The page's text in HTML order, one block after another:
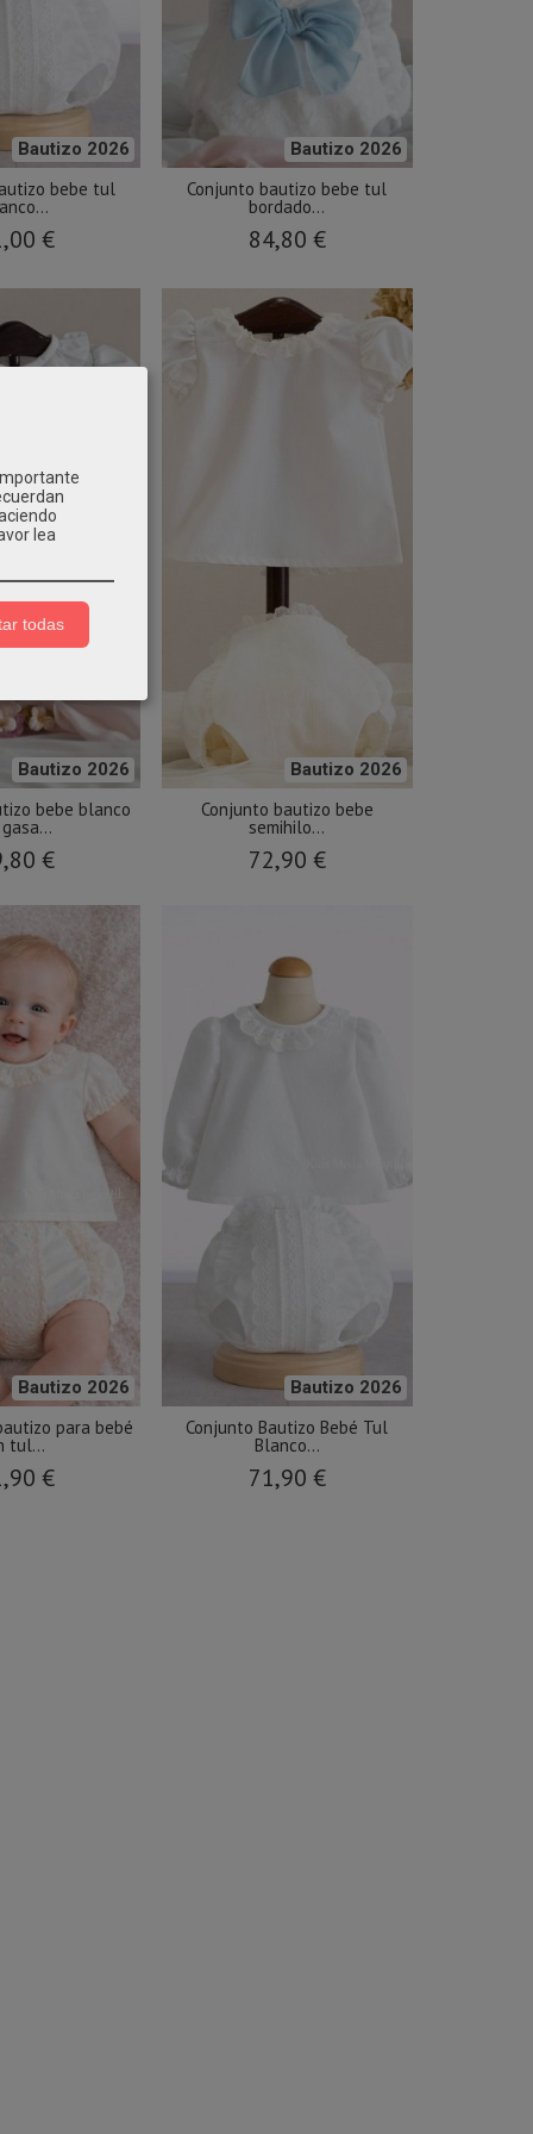
Bautizo 2026
bebe tul
€
Bautizo 2026
Conjunto bautizo bebe tul
bordado...
84,80 €
Bautizo 2026
bebe blanco
€
Bautizo 2026
Conjunto bautizo bebe
semihilo...
72,90 €
Bautizo 2026
para bebé
tul...
€
Bautizo 2026
Conjunto Bautizo Bebé Tul
Blanco...
71,90 €
lea
todas